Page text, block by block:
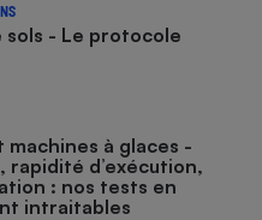
- Le protocole
à glaces​​​​​​ -
rapidité d’exécution,
: nos tests en
intraitables